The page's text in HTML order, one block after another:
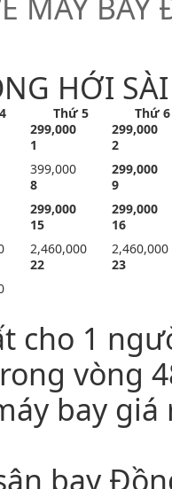
HỚI
Thứ 5
Thứ 6
299,000
1
299,000
2
399,000
8
299,000
9
299,000
15
299,000
16
2,460,000
22
2,460,000
23
cho 1
vòng
bay giá
bay